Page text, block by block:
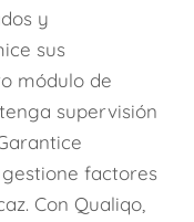
y
sus
módulo de
supervisión
factores
Con Qualiqo,